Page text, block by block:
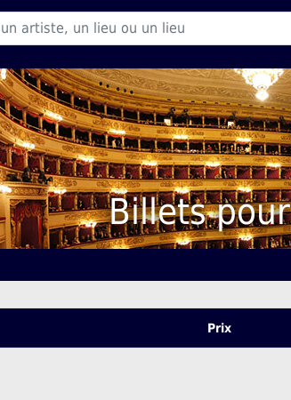
Billets pour
Prix